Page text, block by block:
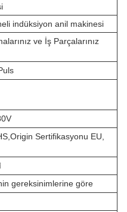
indüksiyon anil makinesi
ve İş Parçalarınız
Sertifikasyonu EU,
gereksinimlerine göre